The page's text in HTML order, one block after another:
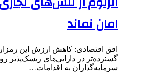
امان نماند
افق اقتصادی: کاهش ارزش این
گسترده‌تر در دارایی‌های ریسک‌پذیر
سرمایه‌گذاران به اقدامات…